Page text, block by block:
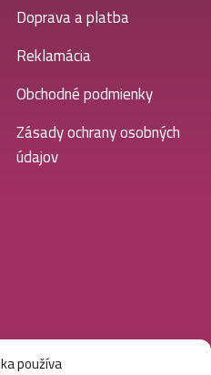
používa
Doprava a platba
Reklamácia
Obchodné podmienky
Zásady ochrany osobných
údajov